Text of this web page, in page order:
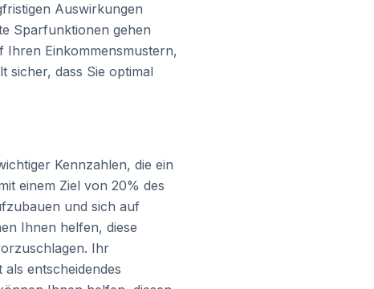
Auswirkungen
Sparfunktionen gehen
Ihren Einkommensmustern,
sicher, dass Sie optimal
Kennzahlen, die ein
einem Ziel von 20% des
und sich auf
Ihnen helfen, diese
Ihr
entscheidendes